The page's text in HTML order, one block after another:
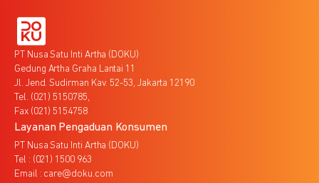
PT Nusa Satu Inti Artha (DOKU)
Gedung Artha Graha Lantai 11
Jl. Jend. Sudirman Kav. 52-53, Jakarta 12190
Tel. (021) 5150785,
Fax (021) 5154758
Layanan Pengaduan Konsumen
PT Nusa Satu Inti Artha (DOKU)
Tel : (021) 1500 963
Email : care@doku.com